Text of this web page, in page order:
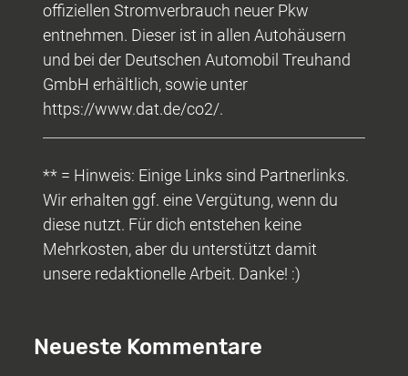
offiziellen Stromverbrauch neuer Pkw
entnehmen. Dieser ist in allen Autohäusern
und bei der Deutschen Automobil Treuhand
GmbH erhältlich, sowie unter
https://www.dat.de/co2/.
** = Hinweis: Einige Links sind Partnerlinks.
Wir erhalten ggf. eine Vergütung, wenn du
diese nutzt. Für dich entstehen keine
Mehrkosten, aber du unterstützt damit
unsere redaktionelle Arbeit. Danke! :)
Neueste Kommentare